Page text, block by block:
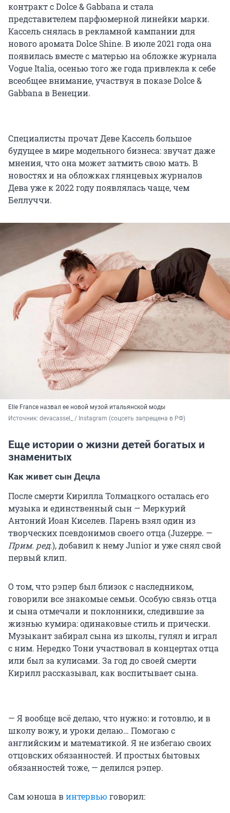
контракт с Dolce & Gabbana и стала
представителем парфюмерной линейки марки.
Кассель снялась в рекламной кампании для
нового аромата Dolce Shine. В июле 2021 года она
появилась вместе с матерью на обложке журнала
Vogue Italia, осенью того же года привлекла к себе
всеобщее внимание, участвуя в показе Dolce &
Gabbana в Венеции.
Специалисты прочат Деве Кассель большое
будущее в мире модельного бизнеса: звучат даже
мнения, что она может затмить свою мать. В
новостях и на обложках глянцевых журналов
Дева уже к 2022 году появлялась чаще, чем
Беллуччи.
Elle France назвал ее новой музой итальянской моды
Источник: devacassel_ / Instagram (соцсеть запрещена в РФ)
Еще истории о жизни детей богатых и
знаменитых
Как живет сын Децла
После смерти Кирилла Толмацкого осталась его
музыка и единственный сын — Меркурий
Антоний Иоан Киселев. Парень взял один из
творческих псевдонимов своего отца (Juzeppe. —
Прим. ред.), добавил к нему Junior и уже снял свой
первый клип.
О том, что рэпер был близок с наследником,
говорили все знакомые семьи. Особую связь отца
и сына отмечали и поклонники, следившие за
жизнью кумира: одинаковые стиль и прически.
Музыкант забирал сына из школы, гулял и играл
с ним. Нередко Тони участвовал в концертах отца
или был за кулисами. За год до своей смерти
Кирилл рассказывал, как воспитывает сына.
— Я вообще всё делаю, что нужно: и готовлю, и в
школу вожу, и уроки делаю… Помогаю с
английским и математикой. Я не избегаю своих
отцовских обязанностей. И простых бытовых
обязанностей тоже, — делился рэпер.
Сам юноша винтервью говорил: